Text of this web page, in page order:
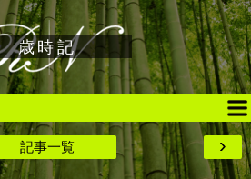
歳時記
›
記事一覧